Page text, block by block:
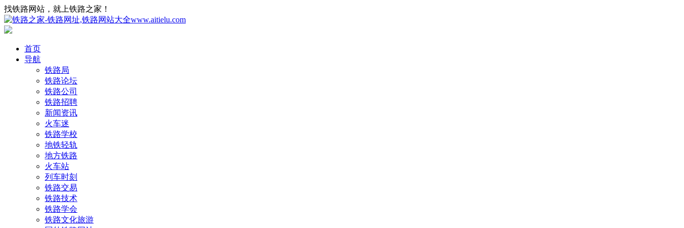
找铁路网站，就上铁路之家！
首页
导航
铁路局
铁路论坛
铁路公司
铁路招聘
新闻资讯
火车迷
铁路学校
地铁轻轨
地方铁路
火车站
列车时刻
铁路交易
铁路技术
铁路学会
铁路文化旅游